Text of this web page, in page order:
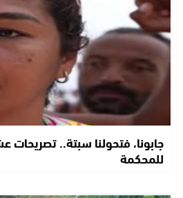
جابونا، فتحولنا سبتة.. تصريحات
للمحكمة